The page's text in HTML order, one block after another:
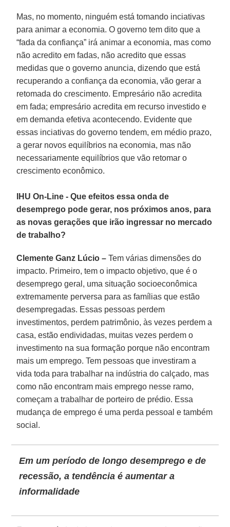
Mas, no momento, ninguém está tomando inciativas
para animar a economia. O governo tem dito que a
“fada da confiança” irá animar a economia, mas como
não acredito em fadas, não acredito que essas
medidas que o governo anuncia, dizendo que está
recuperando a confiança da economia, vão gerar a
retomada do crescimento. Empresário não acredita
em fada; empresário acredita em recurso investido e
em demanda efetiva acontecendo. Evidente que
essas inciativas do governo tendem, em médio prazo,
a gerar novos equilíbrios na economia, mas não
necessariamente equilíbrios que vão retomar o
crescimento econômico.
IHU On-Line - Que efeitos essa onda de
desemprego pode gerar, nos próximos anos, para
as novas gerações que irão ingressar no mercado
de trabalho?
Clemente Ganz Lúcio – Tem várias dimensões do
impacto. Primeiro, tem o impacto objetivo, que é o
desemprego geral, uma situação socioeconômica
extremamente perversa para as famílias que estão
desempregadas. Essas pessoas perdem
investimentos, perdem patrimônio, às vezes perdem a
casa, estão endividadas, muitas vezes perdem o
investimento na sua formação porque não encontram
mais um emprego. Tem pessoas que investiram a
vida toda para trabalhar na indústria do calçado, mas
como não encontram mais emprego nesse ramo,
começam a trabalhar de porteiro de prédio. Essa
mudança de emprego é uma perda pessoal e também
social.
Em um período de longo desemprego e de
recessão, a tendência é aumentar a
informalidade